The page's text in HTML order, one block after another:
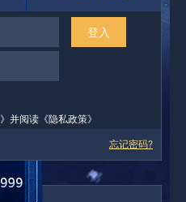
登入
》并阅读《隐私政策》
忘记密码?